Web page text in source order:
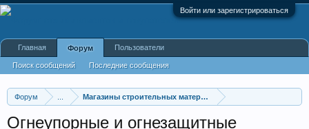
Войти или зарегистрироваться
Форум Магазины строительных материалов
Огнеупорные и огнезащитные
Главная Форум
Поиск сообщений Последние сообщения
Пользователи